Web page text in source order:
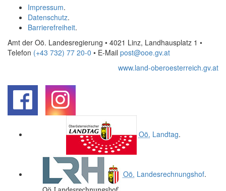
Impressum.
Datenschutz.
Barrierefreiheit.
Amt der Oö. Landesregierung • 4021 Linz, Landhausplatz 1 •
Telefon (+43 732) 77 20-0 • E-Mail post@ooe.gv.at
www.land-oberoesterreich.gv.at
Oö. Landtag.
Oö. Landesrechnungshof.